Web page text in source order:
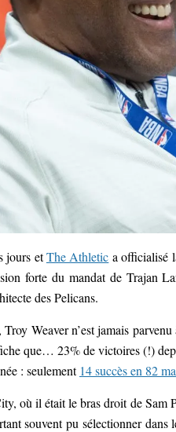
jours etThe Athletic a officialisé
forte du mandat de Trajan
des Pelicans.
Troy Weaver n’est jamais
que… 23% de victoires (!)
: seulement 14 succès en 82
où il était le bras droit de Sam
souvent pu sélectionner